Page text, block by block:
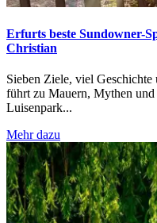
Erfurts beste Sundowner-
Christian
Sieben Ziele, viel
führt zu Mauern, Mythen
Luisenpark...
Mehr dazu